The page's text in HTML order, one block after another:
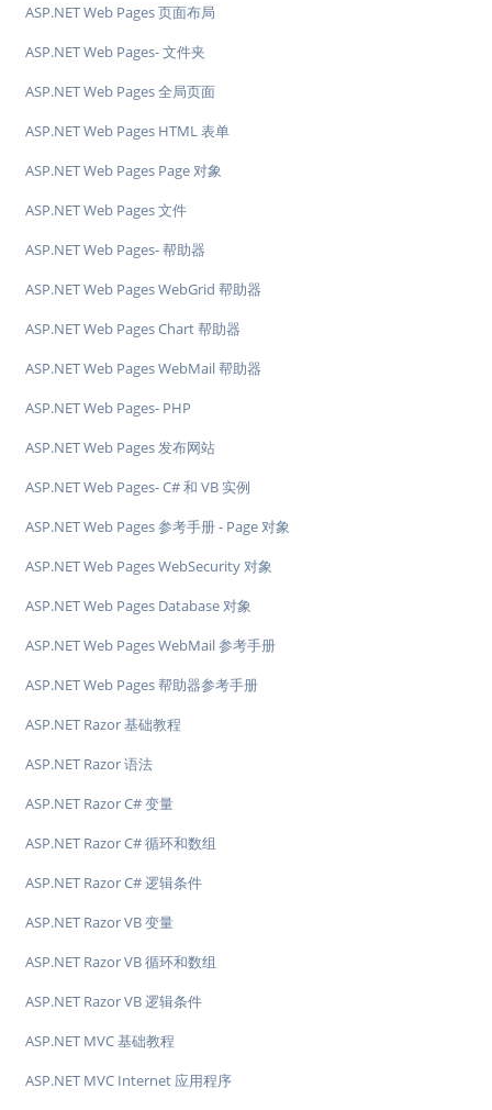
ASP.NET Web Pages 页面布局
ASP.NET Web Pages- 文件夹
ASP.NET Web Pages 全局页面
ASP.NET Web Pages HTML 表单
ASP.NET Web Pages Page 对象
ASP.NET Web Pages 文件
ASP.NET Web Pages- 帮助器
ASP.NET Web Pages WebGrid 帮助器
ASP.NET Web Pages Chart 帮助器
ASP.NET Web Pages WebMail 帮助器
ASP.NET Web Pages- PHP
ASP.NET Web Pages 发布网站
ASP.NET Web Pages- C# 和 VB 实例
ASP.NET Web Pages 参考手册 - Page 对象
ASP.NET Web Pages WebSecurity 对象
ASP.NET Web Pages Database 对象
ASP.NET Web Pages WebMail 参考手册
ASP.NET Web Pages 帮助器参考手册
ASP.NET Razor 基础教程
ASP.NET Razor 语法
ASP.NET Razor C# 变量
ASP.NET Razor C# 循环和数组
ASP.NET Razor C# 逻辑条件
ASP.NET Razor VB 变量
ASP.NET Razor VB 循环和数组
ASP.NET Razor VB 逻辑条件
ASP.NET MVC 基础教程
ASP.NET MVC Internet 应用程序